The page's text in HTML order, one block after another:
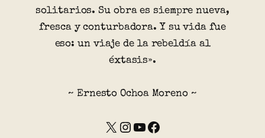
solitarios. Su obra es siempre nueva,
fresca y conturbadora. Y su vida fue
eso: un viaje de la rebeldía al
éxtasis».
~ Ernesto Ochoa Moreno ~
X Instagram YouTube Facebook